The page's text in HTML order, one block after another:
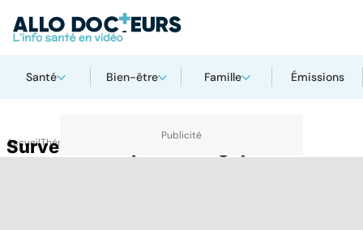
Santé Bien-être Famille Émissions
AccueilThématiques
Surveillance épidémiologique